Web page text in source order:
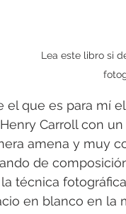
Lea este libro si
el que es para mí el
Carroll con
amena y muy
de
técnica
en blanco en la